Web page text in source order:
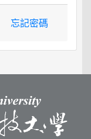
忘記密碼